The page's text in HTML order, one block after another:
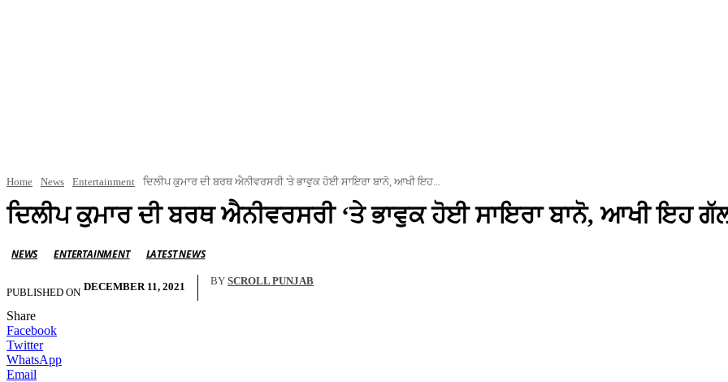
Home News Entertainment ਦਿਲੀਪ ਕੁਮਾਰ ਦੀ ਬਰਥ ਐਨੀਵਰਸਰੀ 'ਤੇ ਭਾਵੁਕ ਹੋਈ ਸਾਇਰਾ ਬਾਨੋ, ਆਖੀ ਇਹ...
ਦਿਲੀਪ ਕੁਮਾਰ ਦੀ ਬਰਥ ਐਨੀਵਰਸਰੀ ‘ਤੇ ਭਾਵੁਕ ਹੋਈ ਸਾਇਰਾ ਬਾਨੋ, ਆਖੀ ਇਹ
NEWS ENTERTAINMENT LATEST NEWS
PUBLISHED ON DECEMBER 11, 2021 BY SCROLL PUNJAB
Share
Facebook
Twitter
WhatsApp
Email